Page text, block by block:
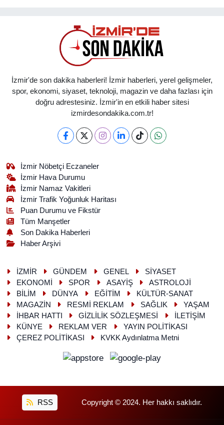
İzmir'de son dakika haberleri! İzmir haberleri, yerel gelişmeler,
spor, ekonomi, siyaset, teknoloji, magazin ve daha fazlası için
doğru adrestesiniz. İzmir'in en etkili haber sitesi
izmirdesondakika.com.tr!
İzmir Nöbetçi Eczaneler
İzmir Hava Durumu
İzmir Namaz Vakitleri
İzmir Trafik Yoğunluk Haritası
Puan Durumu ve Fikstür
Tüm Manşetler
Son Dakika Haberleri
Haber Arşivi
İZMİR GÜNDEM GENEL
SİYASET
EKONOMİ
SPOR ASAYİŞ
ASTROLOJİ
BİLİM
DÜNYA EĞİTİM
KÜLTÜR-SANAT
MAGAZİN
RESMİ REKLAM SAĞLIK
YAŞAM
İHBAR HATTI
GİZLİLİK SÖZLEŞMESİ
İLETİŞİM
KÜNYE
REKLAM VER
YAYIN POLİTİKASI
ÇEREZ POLİTİKASI
KVKK Aydınlatma Metni
RSS Copyright © 2024. Her hakkı saklıdır.